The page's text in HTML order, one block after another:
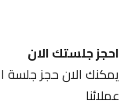
احجز جلستك الان
يمكنك الان حجز
عملائنا